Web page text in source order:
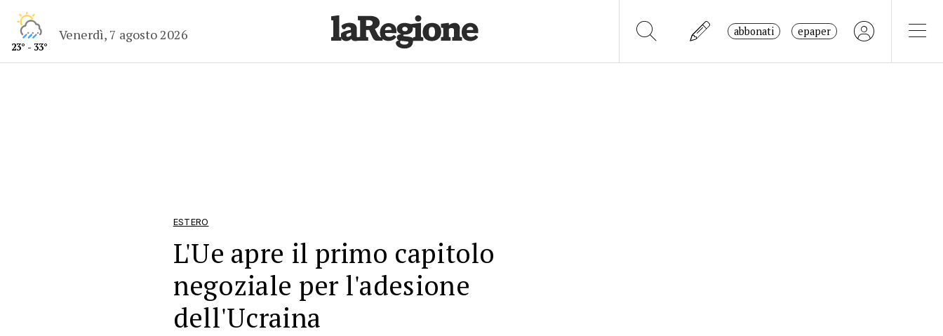
23° - 33°
Venerdì, 7 agosto 2026 abbonati epaper
ESTERO
L'Ue apre il primo capitolo
negoziale per l'adesione
dell'Ucraina